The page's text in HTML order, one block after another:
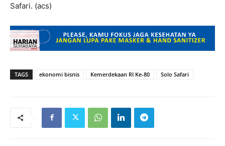
Safari. (acs)
TAGS ekonomi bisnis Kemerdekaan RI Ke-80 Solo Safari